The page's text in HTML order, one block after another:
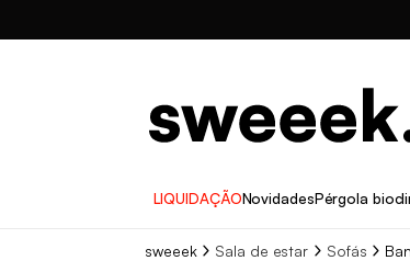
LIQUIDAÇÃONovidadesPérgola
sweeek Sala de estar Sofás